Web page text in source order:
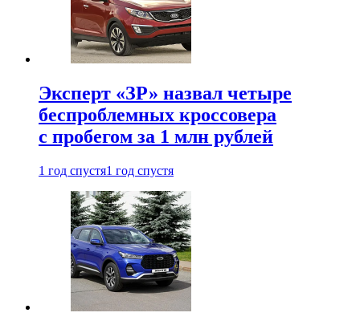
Эксперт «ЗР» назвал четыре
беспроблемных кроссовера
с пробегом за 1 млн рублей
1 год спустя1 год спустя